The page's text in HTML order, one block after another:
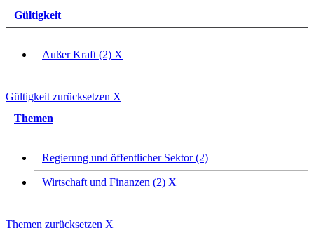
Gültigkeit
Außer Kraft (2) X
Gültigkeit zurücksetzen X
Themen
Regierung und öffentlicher Sektor (2)
Wirtschaft und Finanzen (2) X
Themen zurücksetzen X